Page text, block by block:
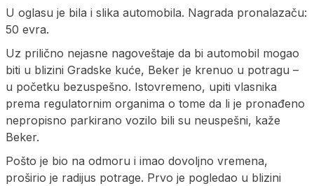
U oglasu je bila i slika automobila. Nagrada pronalazaču:
50 evra.
Uz prilično nejasne nagoveštaje da bi automobil mogao
biti u blizini Gradske kuće, Beker je krenuo u potragu –
u početku bezuspešno. Istovremeno, upiti vlasnika
prema regulatornim organima o tome da li je pronađeno
nepropisno parkirano vozilo bili su neuspešni, kaže
Beker.
Pošto je bio na odmoru i imao dovoljno vremena,
proširio je radijus potrage. Prvo je pogledao u blizini